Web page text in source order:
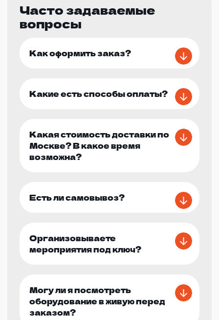
Часто задаваемые
вопросы
Как оформить заказ?
Какие есть способы оплаты?
Какая стоимость доставки по
Москве? В какое время
возможна?
Есть ли самовывоз?
Организовываете
мероприятия под ключ?
Могу ли я посмотреть
оборудование в живую перед
заказом?